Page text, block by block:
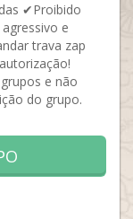
✔Proibido
e
trava zap
e não
do grupo.